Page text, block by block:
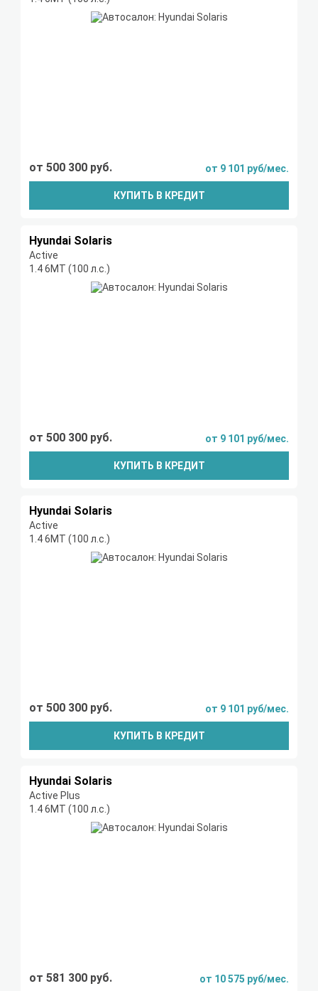
от 500 300 руб. от 9 101 руб/мес.
КУПИТЬ В КРЕДИТ
Hyundai Solaris
Active
1.4 6МТ (100 л.с.)
от 500 300 руб. от 9 101 руб/мес.
КУПИТЬ В КРЕДИТ
Hyundai Solaris
Active
1.4 6МТ (100 л.с.)
от 500 300 руб. от 9 101 руб/мес.
КУПИТЬ В КРЕДИТ
Hyundai Solaris
Active Plus
1.4 6МТ (100 л.с.)
от 581 300 руб. от 10 575 руб/мес.